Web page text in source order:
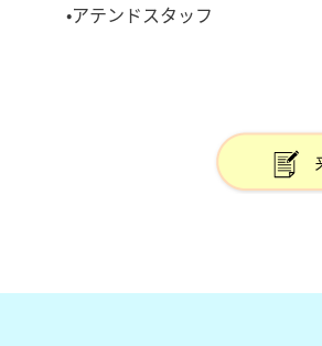
•アテンドスタッフ